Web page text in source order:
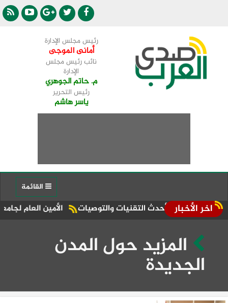
رئيس مجلس الإدارة
أمانى الموجى
نائب رئيس مجلس
الإدارة
م. حاتم الجوهري
رئيس التحرير
ياسر هاشم
اخر الأخبار الأمين العام لجامعة الدول أحدث التقنيات والتوصيات
المزيد حول المدن
الجديدة